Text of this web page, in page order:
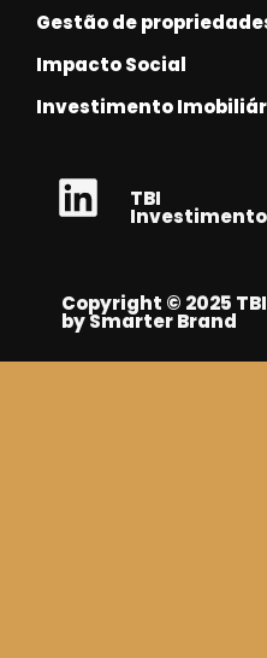
Gestão de
Impacto Social
Investimento
TBI
Copyright © 2025
by Smarter Brand